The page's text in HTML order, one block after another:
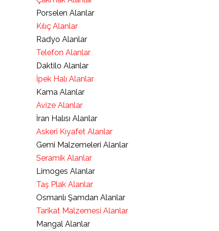
Porselen Alanlar
Kılıç Alanlar
Radyo Alanlar
Telefon Alanlar
Daktilo Alanlar
İpek Halı Alanlar
Kama Alanlar
Avize Alanlar
İran Halısı Alanlar
Askeri Kıyafet Alanlar
Gemi Malzemeleri Alanlar
Seramik Alanlar
Limoges Alanlar
Taş Plak Alanlar
Osmanlı Şamdan Alanlar
Tarikat Malzemesi Alanlar
Mangal Alanlar